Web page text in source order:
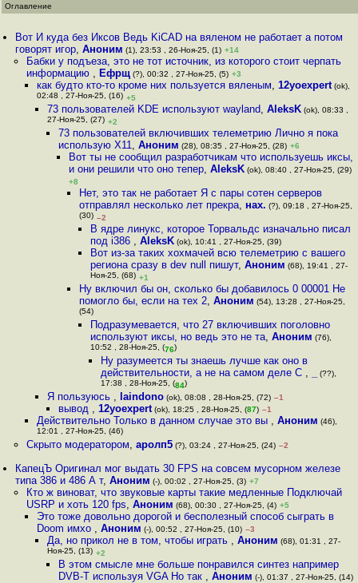
Оглавление
Вот И куда без Иксов Ведь KiCAD на вяленом не работает а потом
говорят игор,Аноним (1), 23:53 , 26-Ноя-25, (1) +14
Бабки у подъеза, это не тот источник, из которого стоит черпать
информацию , Ефрщ(?), 00:32 , 27-Ноя-25, (5) +3
как будто кто-то кроме них пользуется вяленым, 12yoexpert(ok),
02:48 , 27-Ноя-25, (16) +5
73 пользователей KDE используют wayland,AleksK (ok), 08:33 ,
27-Ноя-25, (27) +2
73 пользователей включивших телеметрию Лично я пока
использую Х11, Аноним (28), 08:35 , 27-Ноя-25, (28) +6
Вот ты не сообщил разработчикам что используешь иксы,
и они решили что оно тепер, AleksK(ok), 08:40 , 27-Ноя-25, (29)
+8
Нет, это так не работает Я с пары сотен серверов
отправлял несколько лет прекра, нах. (?), 09:18 , 27-Ноя-25,
(30) –2
В ядре линукс, которое Торвальдс изначально писал
под i386 , AleksK(ok), 10:41 , 27-Ноя-25, (39)
Вот из-за таких хохмачей всю телеметрию с вашего
региона сразу в dev null пишут, Аноним (68), 19:41 , 27-
Ноя-25, (68) +1
Ну включил бы он, сколько бы добавилось 0 00001 Не
помогло бы, если на тех 2,Аноним (54), 13:28 , 27-Ноя-25,
(54)
Подразумевается, что 27 включивших поголовно
используют иксы, но ведь это не та, Аноним (76),
10:52 , 28-Ноя-25, (76)
Ну разумеется ты знаешь лучше как оно в
действительности, а не на самом деле С , (??),
17:38 , 28-Ноя-25, (84)
Я пользуюсь , laindono (ok), 08:08 , 28-Ноя-25, (72) –1
вывод , 12yoexpert(ok), 18:25 , 28-Ноя-25, (87) –1
Действительно Только в данном случае это вы , Аноним (46),
12:01 , 27-Ноя-25, (46)
Скрыто модератором, аролп5(?), 03:24 , 27-Ноя-25, (24) –2
КапецЪ Оригинал мог выдать 30 FPS на совсем мусорном железе
типа 386 и 486 А т,Аноним (-), 00:02 , 27-Ноя-25, (3) +7
Кто ж виноват, что звуковые карты такие медленные Подключай
USRP и хоть 120 fps, Аноним (68), 00:30 , 27-Ноя-25, (4) +5
Это тоже довольно дорогой и бесполезный способ сыграть в
Doom имхо , Аноним (-), 00:52 , 27-Ноя-25, (10) –3
Да, но прикол не в том, чтобы играть ,Аноним (68), 01:31 , 27-
Ноя-25, (13) +2
В этом смысле мне больше понравился синтез например
DVB-T используя VGA Но так , Аноним (-), 01:37 , 27-Ноя-25, (14)